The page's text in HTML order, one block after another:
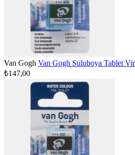
Van Gogh Van Gogh Suluboya Tablet
₺147,00